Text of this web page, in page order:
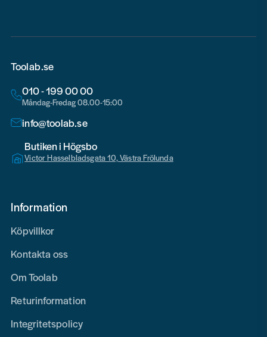
Toolab.se
010 - 199 00 00
Måndag-Fredag 08.00-15:00
info@toolab.se
Butiken i Högsbo
Victor Hasselbladsgata 10, Västra Frölunda
Information
Köpvillkor
Kontakta oss
Om Toolab
Returinformation
Integritetspolicy